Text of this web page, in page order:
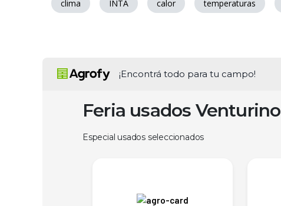
clima INTA calor temperaturas
¡Encontrá todo para tu campo!
Feria usados Venturino
Especial usados seleccionados